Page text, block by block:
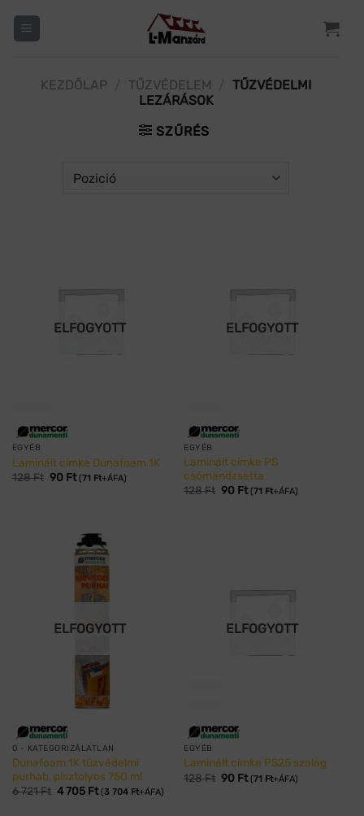
KEZDŐLAP TŰZVÉDELEM
TŰZVÉDELMI
LEZÁRÁSOK
SZŰRÉS
ELFOGYOTT
EGYÉB
Laminált címke Dunafoam 1K
128Ft 90 Ft (71 Ft+ÁFA)
ELFOGYOTT
EGYÉB
Laminált címke PS
csőmandzsetta
128Ft 90 Ft (71 Ft+ÁFA)
ELFOGYOTT
0 - KATEGORIZÁLATLAN
Dunafoam 1K tűzvédelmi
purhab, pisztolyos 750 ml
6 721Ft 4 705 Ft (3 704 Ft+ÁFA)
ELFOGYOTT
EGYÉB
Laminált címke PS25 szalag
128Ft 90 Ft (71 Ft+ÁFA)